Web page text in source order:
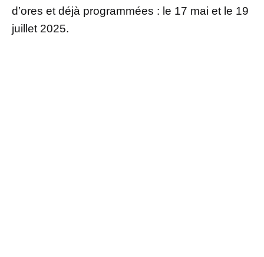
d’ores et déjà programmées : le 17 mai et le 19
juillet 2025.